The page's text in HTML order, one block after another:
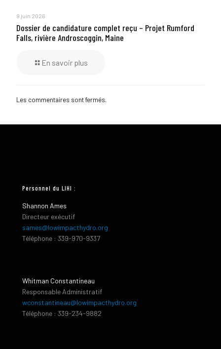
9 juin 2026
Dossier de candidature complet reçu – Projet Rumford
Falls, rivière Androscoggin, Maine
En savoir plus
Les commentaires sont fermés.
Personnel du LIHI :
Shannon Ames
Directeur exécutif
sames@lowimpacthydro.org
Téléphone : 339-970-9337
Whitman Constantineau
Responsable Administratif
wconstantineau@lowimpacthydro.org
Téléphone : 339-234-9882